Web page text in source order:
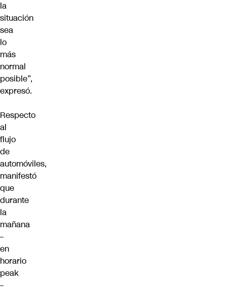
la
situación
sea
lo
más
normal
posible”,
expresó.
Respecto
al
flujo
de
automóviles,
manifestó
que
durante
la
mañana
–
en
horario
peak